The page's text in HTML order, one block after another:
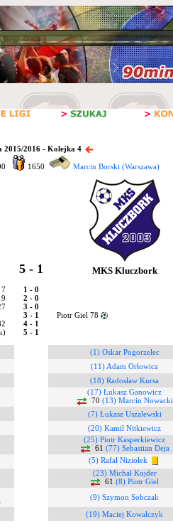
2015/2016 - Kolejka 4
1650 Marcin Borski (Warszawa)
5 - 1 MKS Kluczbork
7
1 - 0
2 - 0
3 - 0
3 - 1
Piotr Giel 78
4 - 1
5 - 1
(1) Oskar Pogorzelec
(11) Adam Orłowicz
(18) Radosław Kursa
(17) Łukasz Ganowicz
70 (13) Marcin Nowacki
(7) Łukasz Uszalewski
(20) Kamil Nitkiewicz
(25) Piotr Kasperkiewicz
61 (77) Sebastian Deja
(5) Rafał Niziołek
(23) Michał Kojder
61 (8) Piotr Giel
(9) Szymon Sobczak
(19) Maciej Kowalczyk